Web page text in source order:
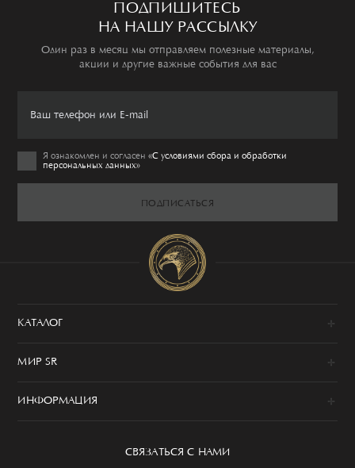
ПОДПИШИТЕСЬ
НА НАШУ РАССЫЛКУ
Один раз в месяц мы отправляем полезные материалы,
акции и другие важные события для вас
Я ознакомлен и согласен«C условиями сбора и обработки
персональных данных»
ПОДПИСАТЬСЯ
КАТАЛОГ
Одежда
МИР SR
ИНФОРМАЦИЯ
СВЯЗАТЬСЯ С НАМИ